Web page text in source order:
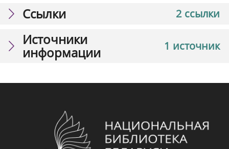
2 ссылки
Ссылки
1 источник
Источники
информации